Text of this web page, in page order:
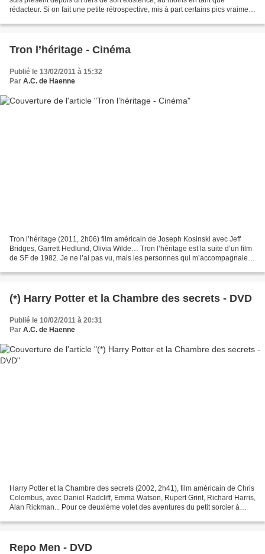
rédacteur. Si on fait une petite rétrospective, mis à part certains pics vraiment
Tron l’héritage - Cinéma
Publié le 13/02/2011 à 15:32
Par A.C. de Haenne
Tron l’héritage (2011, 2h06) film américain de Joseph Kosinski avec Jeff
Bridges, Garrett Hedlund, Olivia Wilde… Tron l’héritage est la suite d’un film
de SF de 1982. Je ne l’ai pas vu, mais les personnes qui m’accompagnaient
(*) Harry Potter et la Chambre des secrets - DVD
Publié le 10/02/2011 à 20:31
Par A.C. de Haenne
Harry Potter et la Chambre des secrets (2002, 2h41), film américain de Chris
Colombus, avec Daniel Radcliff, Emma Watson, Rupert Grint, Richard Harris,
Alan Rickman... Pour ce deuxième volet des aventures du petit sorcier à
Repo Men - DVD